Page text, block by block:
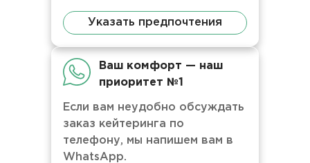
Указать предпочтения
Ваш комфорт — наш
приоритет №1
Если вам неудобно обсуждать
заказ кейтеринга по
телефону, мы напишем вам в
WhatsApp.